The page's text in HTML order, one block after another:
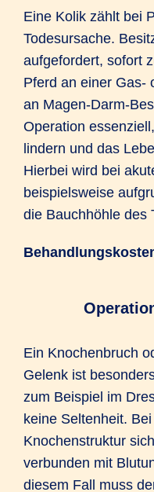
Eine Kolik zählt bei
Todesursache.
aufgefordert, sofort
Pferd an einer Gas-
an Magen-Darm-
Operation
lindern und das
Hierbei wird bei
beispielsweise
die Bauchhöhle des
Ein Knochenbruch
Gelenk ist
zum Beispiel im
keine Seltenheit.
Knochenstruktur
verbunden mit
diesem Fall muss